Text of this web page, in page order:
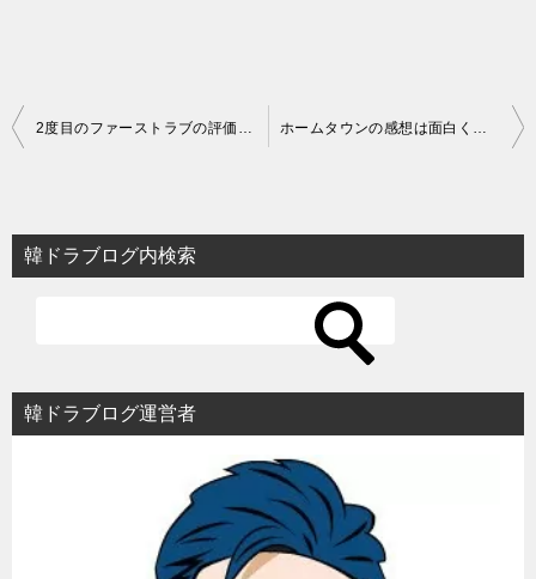
投
ビ
ゲ
ョ
ン
韓ドラブログ内検索
韓ドラブログ運営者